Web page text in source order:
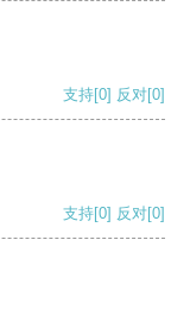
支持[0] 反对[0]
支持[0] 反对[0]